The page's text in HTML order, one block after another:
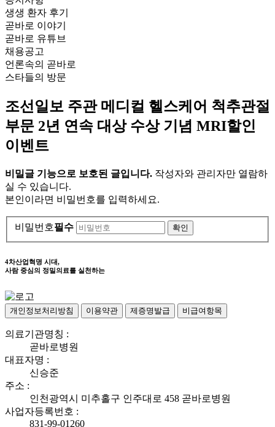
생생 환자 후기
곧바로 이야기
곧바로 유튜브
채용공고
언론속의 곧바로
스타들의 방문
조선일보 주관 메디컬 헬스케어 척추관절
부문 2년 연속 대상 수상 기념 MRI할인
이벤트
비밀글 기능으로 보호된 글입니다. 작성자와 관리자만 열람하
실 수 있습니다.
본인이라면 비밀번호를 입력하세요.
비밀번호필수
4차산업혁명 시대,
사람 중심의 정밀의료를 실천하는
개인정보처리방침 이용약관 제증명발급 비급여항목
의료기관명칭 :
곧바로병원
대표자명 :
신승준
주소 :
인천광역시 미추홀구 인주대로 458 곧바로병원
사업자등록번호 :
831-99-01260